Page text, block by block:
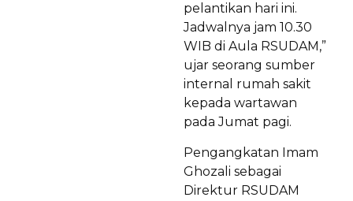
pelantikan hari ini.
Jadwalnya jam 10.30
WIB di Aula RSUDAM,”
ujar seorang sumber
internal rumah sakit
kepada wartawan
pada Jumat pagi.
Pengangkatan Imam
Ghozali sebagai
Direktur RSUDAM